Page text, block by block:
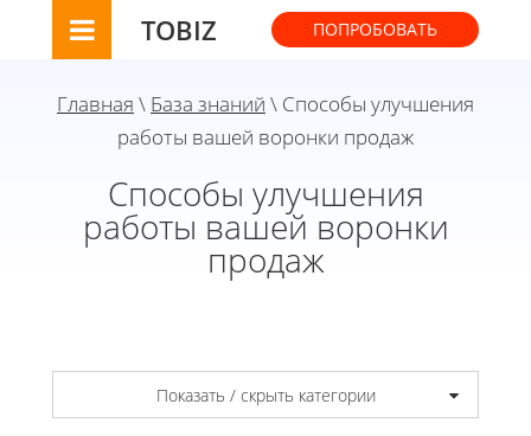
TOBIZ ПОПРОБОВАТЬ
Главная \ База знаний \ Способы улучшения
работы вашей воронки продаж
Способы улучшения
работы вашей воронки
продаж
Показать / скрыть категории